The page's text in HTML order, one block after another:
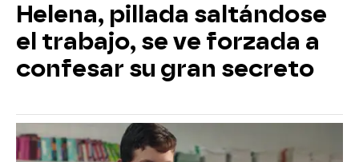
Helena, pillada saltándose
el trabajo, se ve forzada a
confesar su gran secreto